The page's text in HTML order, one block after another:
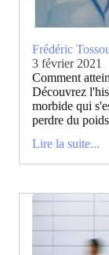
Frédéric
3 février 2021
Comment
Découvrez
morbide qui
perdre du
Lire la suite...